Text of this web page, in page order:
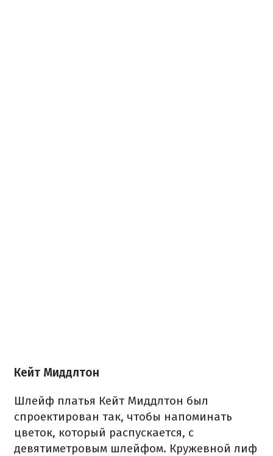
Кейт Миддлтон
Шлейф платья Кейт Миддлтон был
спроектирован так, чтобы напоминать
цветок, который распускается, с
девятиметровым шлейфом. Кружевной лиф